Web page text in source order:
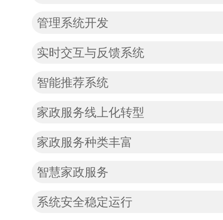
管理系统开发
实时交互与反馈系统
智能推荐系统
家政服务线上化转型
家政服务种类丰富
智慧家政服务
系统安全稳定运行